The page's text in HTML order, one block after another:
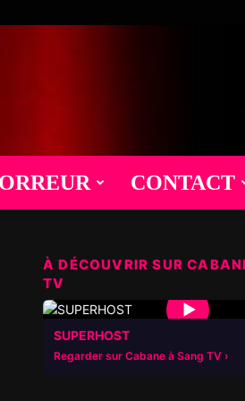
CONTACT
À DÉCOUVRIR SUR
TV
▶
SUPERHOST
Regarder sur Cabane à Sang TV